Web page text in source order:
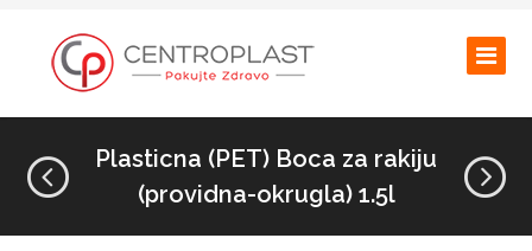
Plasticna (PET) Boca za rakiju
(providna-okrugla) 1.5l